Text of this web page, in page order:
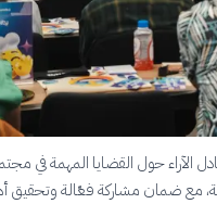
الآراء حول القضايا المهمة في
مع ضمان مشاركة فعّالة